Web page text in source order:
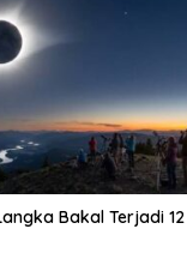
Bakal Terjadi 12